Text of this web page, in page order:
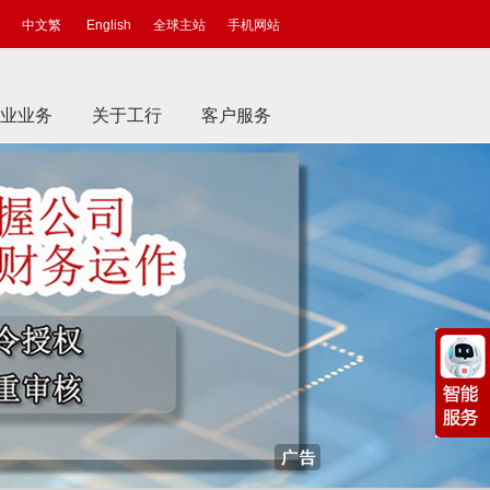
中文繁 English 全球主站 手机网站
业务 关于工行 客户服务